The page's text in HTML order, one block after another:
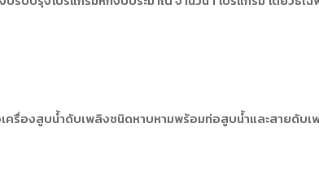
สาธารณะขององค์กร พ.ศ. 2569
ระโยชน์ (Open Data)
ครื่องสูบน้ำดับเพลิงชนิดหาบหามพร้อมท่อสูบน้ำและสายดับเพ